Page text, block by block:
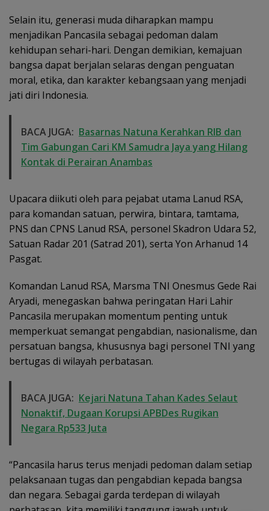
Selain itu, generasi muda diharapkan mampu
menjadikan Pancasila sebagai pedoman dalam
kehidupan sehari-hari. Dengan demikian, kemajuan
bangsa dapat berjalan selaras dengan penguatan
moral, etika, dan karakter kebangsaan yang menjadi
jati diri Indonesia.
BACA JUGA: Basarnas Natuna Kerahkan RIB dan
Tim Gabungan Cari KM Samudra Jaya yang Hilang
Kontak di Perairan Anambas
Upacara diikuti oleh para pejabat utama Lanud RSA,
para komandan satuan, perwira, bintara, tamtama,
PNS dan CPNS Lanud RSA, personel Skadron Udara 52,
Satuan Radar 201 (Satrad 201), serta Yon Arhanud 14
Pasgat.
Komandan Lanud RSA, Marsma TNI Onesmus Gede Rai
Aryadi, menegaskan bahwa peringatan Hari Lahir
Pancasila merupakan momentum penting untuk
memperkuat semangat pengabdian, nasionalisme, dan
persatuan bangsa, khususnya bagi personel TNI yang
bertugas di wilayah perbatasan.
BACA JUGA: Kejari Natuna Tahan Kades Selaut
Nonaktif, Dugaan Korupsi APBDes Rugikan
Negara Rp533 Juta
“Pancasila harus terus menjadi pedoman dalam setiap
pelaksanaan tugas dan pengabdian kepada bangsa
dan negara. Sebagai garda terdepan di wilayah